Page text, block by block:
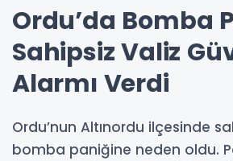
Ordu’da Bomba
Sahipsiz Valiz
Alarmı Verdi
Ordu’nun Altınordu ilçesinde
bomba paniğine neden oldu.